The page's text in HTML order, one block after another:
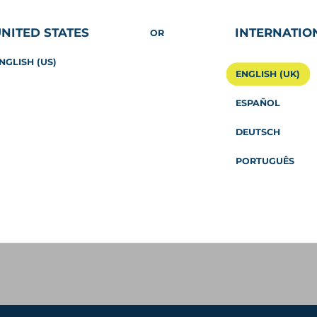
Datenschutz
STATES
(US)
OR
ENGLISH (UK)
ESPAÑOL
DEUTSCH
PORTUGUÊS